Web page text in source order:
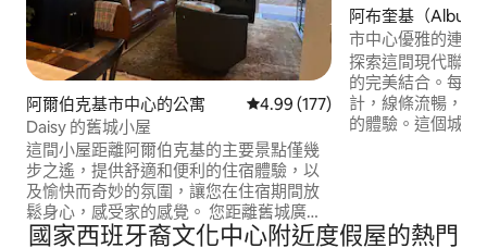
阿爾伯克基市中心的公寓 從 177 則評價中獲得 4.99 的平
4.99 (177)
Daisy 的舊城小屋
這間小屋距離阿爾伯克基的主要景點僅幾
步之遙，提供舒適和便利的住宿體驗，以
及愉快而奇妙的氛圍，讓您在住宿期間放
鬆身心，感受家的感覺。 您距離舊城廣
場、自然歷史博物館、阿爾伯克基博物
阿布奎基（
的連棟房屋
市中心優雅的連棟
探索這間現代聯排
的完美結合。每一
計，線條流暢，設
的體驗。這個城市
的隱藏處的人。 我們為您提供所有必需
國家西班牙裔文化中心附近度假屋的熱門